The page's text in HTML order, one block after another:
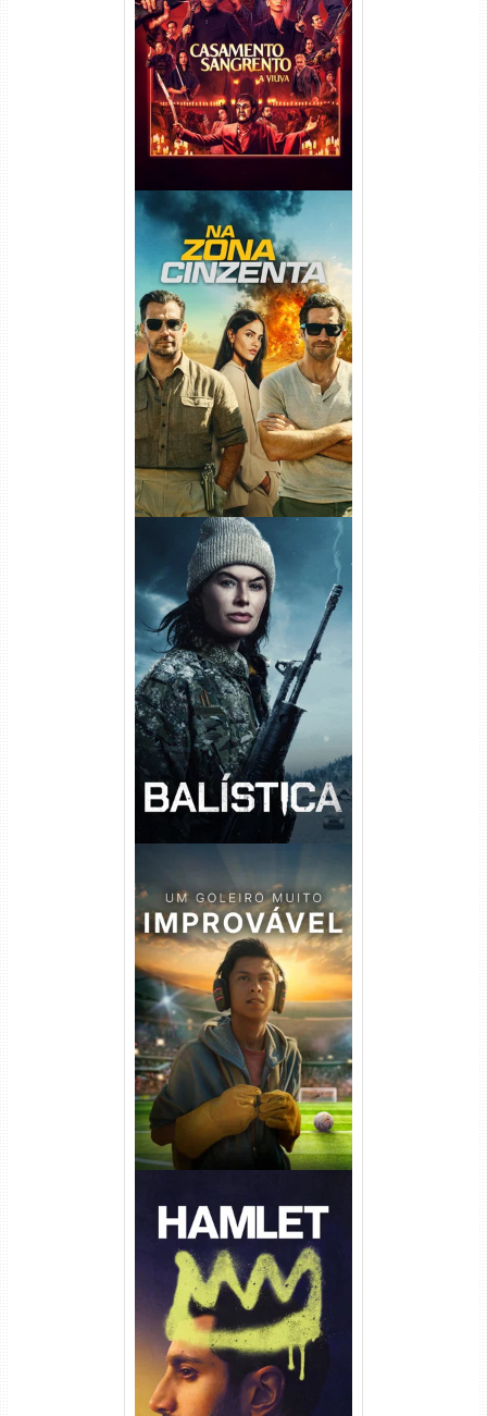
Casamento Sangrento: A
Viúva Torrent (2026) WEB-DL
720p/1080p/4K Dual Áudio
Na Zona Cinzenta Torrent
(2026) WEB-DL 1080p/4K
Dual Áudio
Balística Torrent (2025) WEB-
DL 1080p Dual Áudio
Um Goleiro Muito Improvável
Torrent (2026) WEB-DL 1080p
Dual Áudio
Hamlet Torrent (2026) WEB-
DL 1080p Dual Áudio